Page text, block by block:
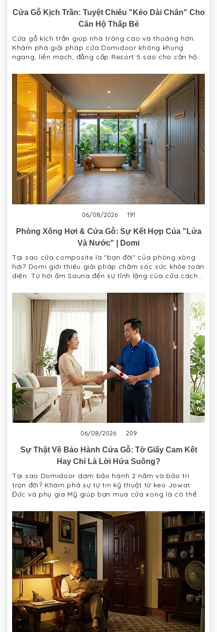
Cửa Gỗ Kịch Trần: Tuyệt Chiêu "Kéo Dài Chân" Cho
Căn Hộ Thấp Bé
Cửa gỗ kịch trần giúp nhà trông cao và thoáng hơn.
Khám phá giải pháp cửa Domidoor không khung
ngang, liền mạch, đẳng cấp Resort 5 sao cho căn hộ
06/08/2026 191
Phòng Xông Hơi & Cửa Gỗ: Sự Kết Hợp Của "Lửa
Và Nước" | Domi
Tại sao cửa composite là "bạn đời" của phòng xông
hơi? Domi giới thiệu giải pháp chăm sóc sức khỏe toàn
diện: Từ hơi ấm Sauna đến sự tĩnh lặng của cửa cách
06/08/2026 209
Sự Thật Về Bảo Hành Cửa Gỗ: Tờ Giấy Cam Kết
Hay Chỉ Là Lời Hứa Suông?
Tại sao Domidoor dám bảo hành 2 năm và bảo trì
trọn đời? Khám phá sự tự tin kỹ thuật từ keo Jowat
Đức và phụ gia Mỹ giúp bạn mua cửa xong là có thể